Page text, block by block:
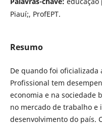
Piauí;, ProfEPT.
Resumo
De quando foi oficializada
Profissional tem
economia e na sociedade
no mercado de trabalho e
desenvolvimento do país.